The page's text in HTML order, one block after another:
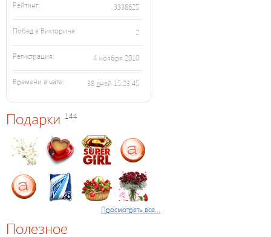
Рейтинг: 3338625
Побед в Викторине: 2
Регистрация: 4 ноября 2010
Времени в чате: 38 дней 15:23:45
Подарки 144
Просмотреть все...
Полезное